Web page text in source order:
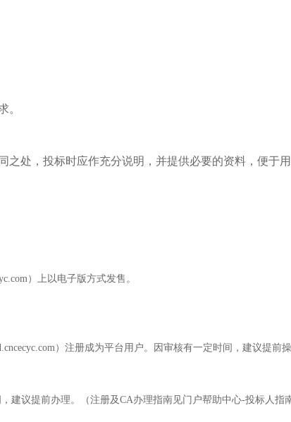
。
之处，投标时应作充分说明，并提供必要的资料，便于
）上以电子版方式发售。
）注册成为平台用户。因审核有一定时间，建议提前操
建议提前办理。（注册及CA办理指南见门户帮助中心-投标人指